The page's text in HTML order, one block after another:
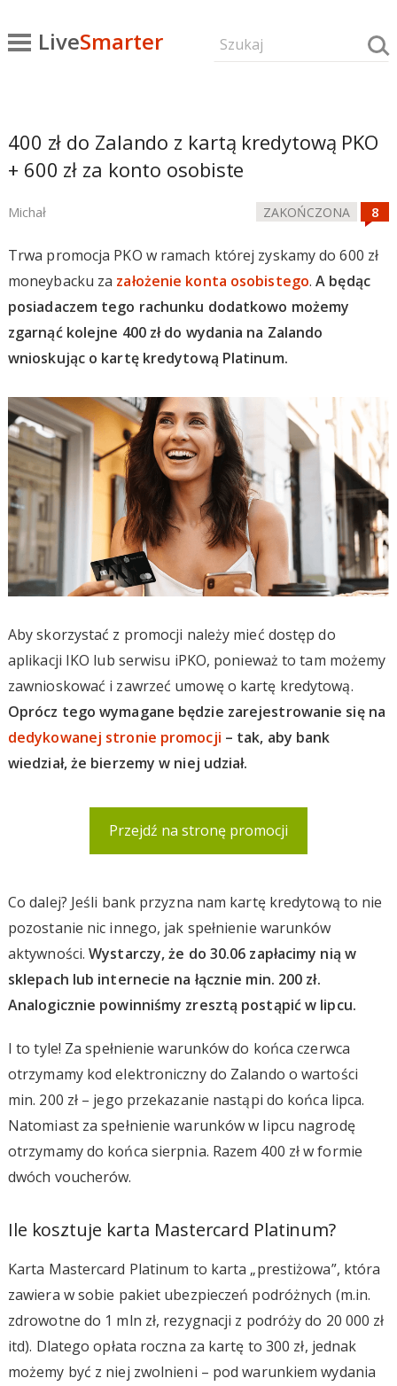
LiveSmarter
400 zł do Zalando z kartą kredytową PKO
+ 600 zł za konto osobiste
Michał ZAKOŃCZONA
Trwa promocja PKO w ramach której zyskamy do 600 zł
moneybacku za założenie konta osobistego.A będąc
posiadaczem tego rachunku dodatkowo możemy
zgarnąć kolejne 400 zł do wydania na Zalando
wnioskując o kartę kredytową Platinum.
Aby skorzystać z promocji należy mieć dostęp do
aplikacji IKO lub serwisu iPKO, ponieważ to tam możemy
zawnioskować i zawrzeć umowę o kartę kredytową.
Oprócz tego wymagane będzie zarejestrowanie się na
dedykowanej stronie promocji – tak, aby bank
wiedział, że bierzemy w niej udział.
Przejdź na stronę promocji
Co dalej? Jeśli bank przyzna nam kartę kredytową to nie
pozostanie nic innego, jak spełnienie warunków
aktywności.Wystarczy, że do 30.06 zapłacimy nią w
sklepach lub internecie na łącznie min. 200 zł.
Analogicznie powinniśmy zresztą postąpić w lipcu.
I to tyle! Za spełnienie warunków do końca czerwca
otrzymamy kod elektroniczny do Zalando o wartości
min. 200 zł – jego przekazanie nastąpi do końca lipca.
Natomiast za spełnienie warunków w lipcu nagrodę
otrzymamy do końca sierpnia. Razem 400 zł w formie
dwóch voucherów.
Ile kosztuje karta Mastercard Platinum?
Karta Mastercard Platinum to karta „prestiżowa”, która
zawiera w sobie pakiet ubezpieczeń podróżnych (m.in.
zdrowotne do 1 mln zł, rezygnacji z podróży do 20 000 zł
itd). Dlatego opłata roczna za kartę to 300 zł, jednak
możemy być z niej zwolnieni – pod warunkiem wydania